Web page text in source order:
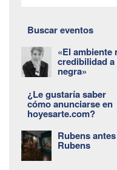
Buscar eventos
«El ambiente
credibilidad a
negra»
¿Le gustaría saber
cómo anunciarse en
hoyesarte.com?
Rubens
Rubens